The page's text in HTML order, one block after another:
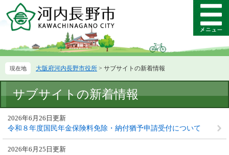
ー
先
す。
ニ
を
し
メ
ニ
ー
大阪府河内長野市役所 > サブサイトの新着情報
文
サブサイトの新着情報
令和８年度国民年金保険料免除・納付猶予申請受付について
2026年6月26日更新
2026年6月25日更新